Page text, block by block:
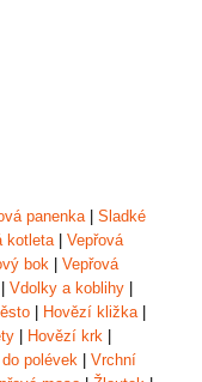
panenka| Sladké
kotleta| Vepřová
bok
Vepřová
Vdolky a koblihy
Hovězí kližka|
Hovězí krk
polévek
Vrchní